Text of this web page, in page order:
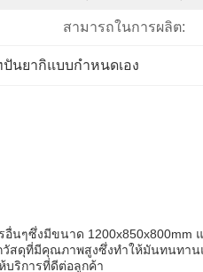
สามารถในการผลิต:
ปันยากิแบบกำหนดเอง
ๆซึ่งมีขนาด 1200x850x800mm
ดุที่มีคุณภาพสูงซึ่งทําให้มันทนทาน
บริการที่ดีต่อลูกค้า